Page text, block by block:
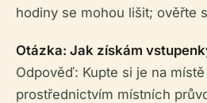
hodiny se mohou lišit; ověřte
Otázka: Jak získám
Odpověď: Kupte si je na
prostřednictvím místních